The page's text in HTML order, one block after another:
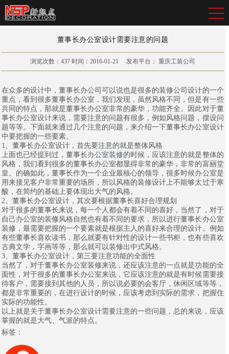
董事长办公室设计需要注意的问题
浏览次数： 437 时间：2016-01-21 发布平台： 重庆工装公司
在众多的设计中，董事长办公司可以说也是很多的装修公司设计的一个
重点，看到很多董事长办公室，我们发现，虽然风格不同，但是有一些
共同的特点，那就是董事长办公室非常的豪华，功能齐全。因此对于董
事长办公室设计来说，需要注意的问题有很多，例如风格问题，摆设问
题等等。下面就来通过几个注意的问题，来介绍一下董事长办公室设计
中要把握的一些要素。
1、董事长办公室设计，首先要注意的就是整体风格
上面也已经提到过，董事长办公室装修的时候，应该注意的就是整体的
风格，我们看到很多的董事长办公室都显得非常的豪华，非常的富丽堂
皇。的确如此，董事长作为一个企业最核心的领导，很多时候办公室是
用来接见客户非常重要的场所，所以风格的装修设计上不能够太过于寒
酸，在简约的基础上要体现出大气的风格。
2、董事长办公室设计，其次要根据董事长喜好合理规划
对于很多的董事长来说，每一个人都会有着不同的喜好，当然了，对于
自己办公室的装修风格自然也有着不同的要求，所以进行董事长办公室
装修，最需要把握的一个要素就是根据主人的喜好来合理的设计。例如
有些董事长喜欢读书，那么就要有针对性的设计一些书柜，也有些喜欢
古典文学，字画等等，那么就可以装修出中式风格。
3、董事长办公室设计，第三要注意功能的全面性
当然了，对于董事长办公室装修来说，还应该注意的一点就是功能的全
面性，对于很多的董事长办公室来说，它应该注意的就是有时候需要接
待客户，需要接到其他的人员，所以说必要的会客厅，休闲区域等等，
都是非常重要的，在进行设计的时候，应该考虑到实际的需求，把握住
实际的功能性。
以上就是关于董事长办公室设计需要注意的一些问题，总的来说，应该
掌握的就是大气、气派的特点。
标签：